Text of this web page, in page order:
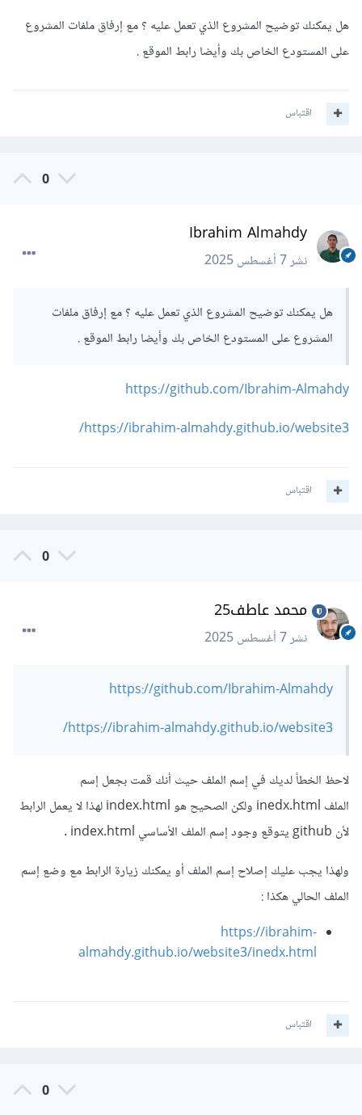
هل يمكنك توضيح المشروع الذي تعمل عليه ؟ مع إرفاق ملفات المشروع
على المستودع الخاص بك وأيضا رابط الموقع .
اقتباس
0
Ibrahim Almahdy
نشر7 أغسطس 2025
هل يمكنك توضيح المشروع الذي تعمل عليه ؟ مع إرفاق ملفات
المشروع على المستودع الخاص بك وأيضا رابط الموقع .
https://github.com/Ibrahim-Almahdy
https://ibrahim-almahdy.github.io/website3/
اقتباس
0
محمد عاطف25
نشر7 أغسطس 2025
https://github.com/Ibrahim-Almahdy
https://ibrahim-almahdy.github.io/website3/
لاحظ الخطأ لديك في إسم الملف حيث أنك قمت بجعل إسم
الملف inedx.html ولكن الصحيح هو index.html لهذا لا يعمل الرابط
لأن github يتوقع وجود إسم الملف الأساسي index.html .
ولهذا يجب عليك إصلاح إسم الملف أو يمكنك زيارة الرابط مع وضع إسم
الملف الحالي هكذا
https://ibrahim-
almahdy.github.io/website3/inedx.html
اقتباس
0